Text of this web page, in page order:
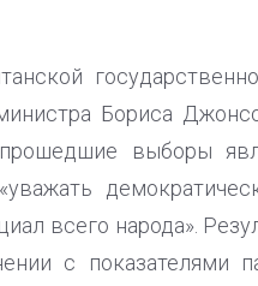
Бориса
выборы
всего народа».
с показателями